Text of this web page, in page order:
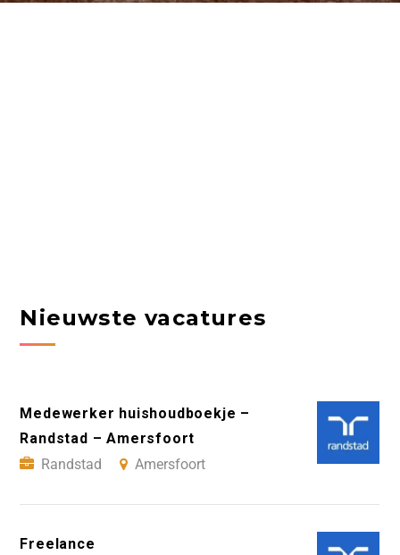
Nieuwste vacatures
Medewerker huishoudboekje –
Randstad – Amersfoort
Randstad
Amersfoort
Freelance